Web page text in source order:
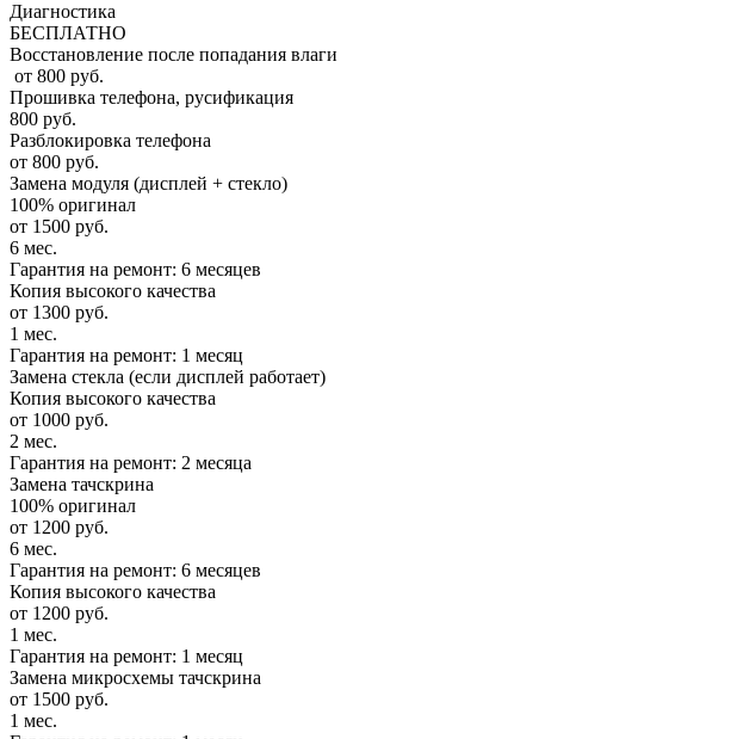
Диагностика
БЕСПЛАТНО
Восстановление после попадания влаги
от 800 руб.
Прошивка телефона, русификация
800 руб.
Разблокировка телефона
от 800 руб.
Замена модуля (дисплей + стекло)
100% оригинал
от 1500 руб.
6 мес.
Гарантия на ремонт: 6 месяцев
Копия высокого качества
от 1300 руб.
1 мес.
Гарантия на ремонт: 1 месяц
Замена стекла (если дисплей работает)
Копия высокого качества
от 1000 руб.
2 мес.
Гарантия на ремонт: 2 месяца
Замена тачскрина
100% оригинал
от 1200 руб.
6 мес.
Гарантия на ремонт: 6 месяцев
Копия высокого качества
от 1200 руб.
1 мес.
Гарантия на ремонт: 1 месяц
Замена микросхемы тачскрина
от 1500 руб.
1 мес.